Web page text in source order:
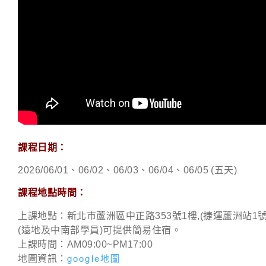
課程日期：
2026/06/01、06/02、06/03、06/04、06/05 (五天)
課程地點時間：
上課地點：新北市蘆洲區中正路353號1樓,(捷運蘆洲站1
(遠地及中南部學員)可提供簡易住宿。
上課時間：AM09:00~PM17:00
地圖資訊： google地圖